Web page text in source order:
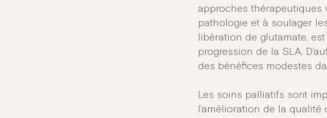
approches thérapeutiques
pathologie et à soulager
libération de glutamate,
progression de la SLA.
des bénéfices modestes
Les soins palliatifs sont
l’amélioration de la